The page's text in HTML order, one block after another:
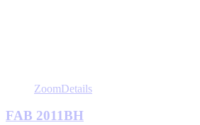
ZoomDetails
FAB 2011BH